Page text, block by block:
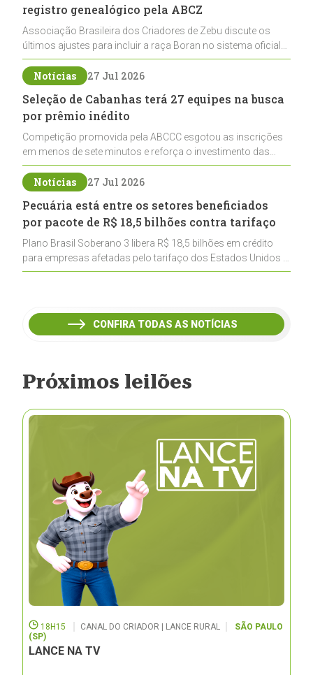
registro genealógico pela ABCZ
Associação Brasileira dos Criadores de Zebu discute os
últimos ajustes para incluir a raça Boran no sistema oficial
de registros, abrindo caminho para sua expansão na
pecuária nacional
Notícias 27 Jul 2026
Seleção de Cabanhas terá 27 equipes na busca
por prêmio inédito
Competição promovida pela ABCCC esgotou as inscrições
em menos de sete minutos e reforça o investimento das
cabanhas na seleção genética de Cavalos Crioulos voltados
ao laço
Notícias 27 Jul 2026
Pecuária está entre os setores beneficiados
por pacote de R$ 18,5 bilhões contra tarifaço
Plano Brasil Soberano 3 libera R$ 18,5 bilhões em crédito
para empresas afetadas pelo tarifaço dos Estados Unidos e
inclui a pecuária entre os setores estratégicos
CONFIRA TODAS AS NOTÍCIAS
Próximos leilões
18H15 CANAL DO CRIADOR | LANCE RURAL
SÃO PAULO
(SP)
LANCE NA TV